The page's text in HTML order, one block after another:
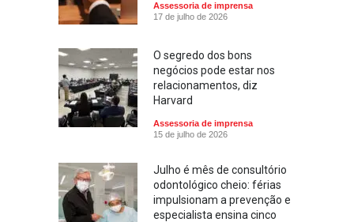
Assessoria de imprensa
17 de julho de 2026
O segredo dos bons
negócios pode estar nos
relacionamentos, diz
Harvard
Assessoria de imprensa
15 de julho de 2026
Julho é mês de consultório
odontológico cheio: férias
impulsionam a prevenção e
especialista ensina cinco